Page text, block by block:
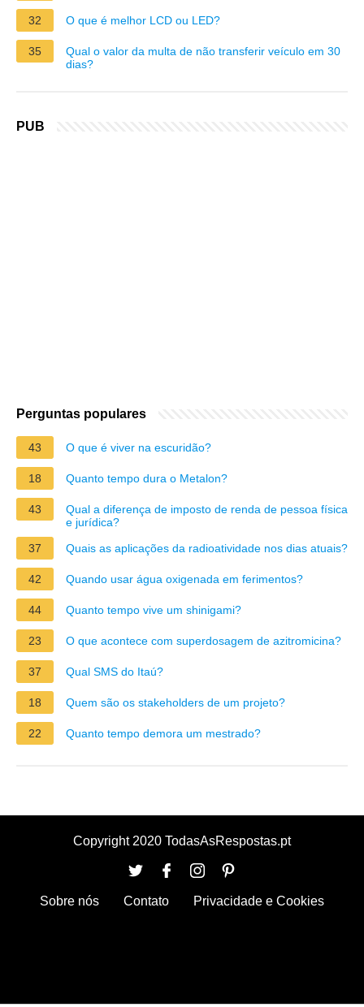
32 O que é melhor LCD ou LED?
35
Qual o valor da multa de não transferir veículo em 30
dias?
PUB
Perguntas populares
43 O que é viver na escuridão?
18 Quanto tempo dura o Metalon?
43
Qual a diferença de imposto de renda de pessoa física
e jurídica?
37
Quais as aplicações da radioatividade nos dias atuais?
42 Quando usar água oxigenada em ferimentos?
44 Quanto tempo vive um shinigami?
23 O que acontece com superdosagem de azitromicina?
37 Qual SMS do Itaú?
18 Quem são os stakeholders de um projeto?
22 Quanto tempo demora um mestrado?
Copyright 2020 TodasAsRespostas.pt
Sobre nós Contato Privacidade e Cookies